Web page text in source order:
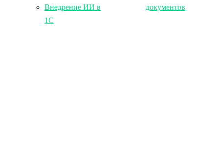
Внедрение ИИ в
1С
документов